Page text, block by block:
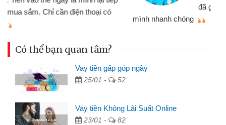
đã giải quyết được công việc của
Có thể bạn quan tâm?
Vay tiền gấp góp ngày
25/01 - 52
Vay tiền Không Lãi Suất Online
23/01 - 82